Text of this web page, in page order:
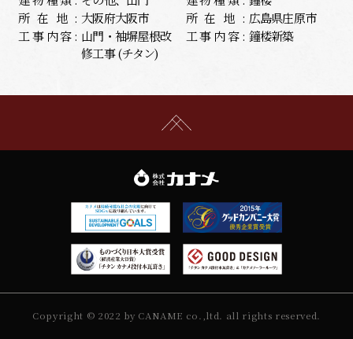
所在地: 大阪府大阪市
工事内容: 山門・袖塀屋根改
修工事 (チタン)
所在地: 広島県庄原市
工事内容: 鐘楼新築
Copyright © 2022 by CANAME co.,ltd. all rights reserved.